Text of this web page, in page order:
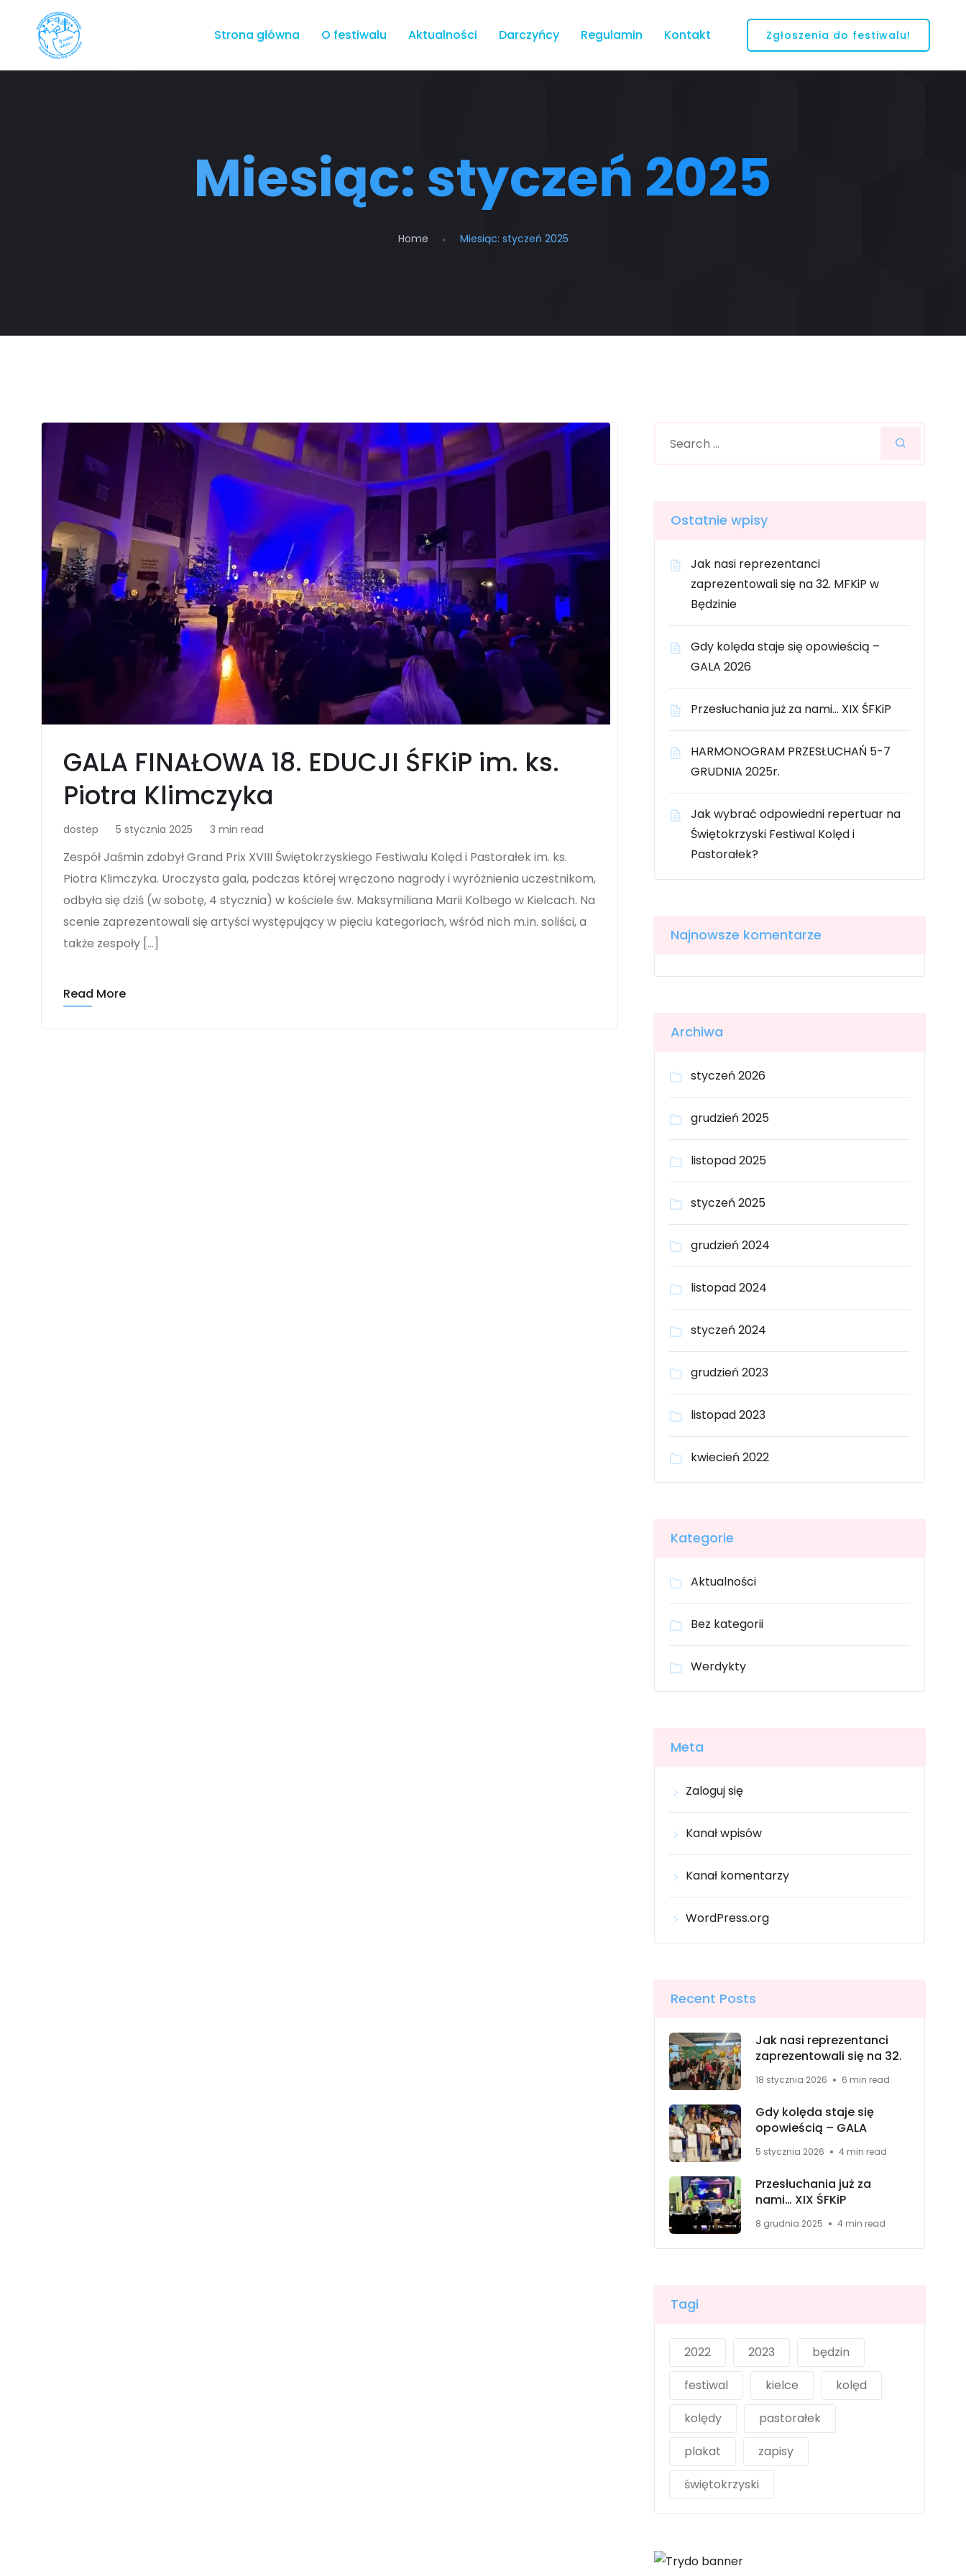
Strona główna O festiwalu Aktualności Darczyńcy Regulamin Kontakt Zgłoszenia do festiwalu!
Miesiąc:styczeń 2025
Home Miesiąc: styczeń 2025
GALA FINAŁOWA 18. EDUCJI ŚFKiP im. ks.
Piotra Klimczyka
dostep 5 stycznia 2025 3 min read
Zespół Jaśmin zdobył Grand Prix XVIII Świętokrzyskiego Festiwalu Kolęd i Pastorałek im. ks.
Piotra Klimczyka. Uroczysta gala, podczas której wręczono nagrody i wyróżnienia uczestnikom,
odbyła się dziś (w sobotę, 4 stycznia) w kościele św. Maksymiliana Marii Kolbego w Kielcach. Na
scenie zaprezentowali się artyści występujący w pięciu kategoriach, wśród nich m.in. soliści, a
także zespoły […]
Read More
Ostatnie wpisy
Jak nasi reprezentanci
zaprezentowali się na 32. MFKiP w
Będzinie
Gdy kolęda staje się opowieścią –
GALA 2026
Przesłuchania już za nami… XIX ŚFKiP
HARMONOGRAM PRZESŁUCHAŃ 5-7
GRUDNIA 2025r.
Jak wybrać odpowiedni repertuar na
Świętokrzyski Festiwal Kolęd i
Pastorałek?
Najnowsze komentarze
Archiwa
styczeń 2026
grudzień 2025
listopad 2025
styczeń 2025
grudzień 2024
listopad 2024
styczeń 2024
grudzień 2023
listopad 2023
kwiecień 2022
Kategorie
Aktualności
Bez kategorii
Werdykty
Meta
Zaloguj się
Kanał wpisów
Kanał komentarzy
WordPress.org
Recent Posts
Jak nasi reprezentanci
zaprezentowali się na 32.
18 stycznia 2026 6 min read
Gdy kolęda staje się
opowieścią – GALA
5 stycznia 2026 4 min read
Przesłuchania już za
nami… XIX ŚFKiP
8 grudnia 2025 4 min read
Tagi
2022 2023
będzin
festiwal
kielce
kolęd
kolędy
pastorałek
plakat
zapisy
świętokrzyski